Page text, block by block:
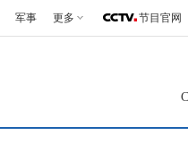
军事 更多 节目官网